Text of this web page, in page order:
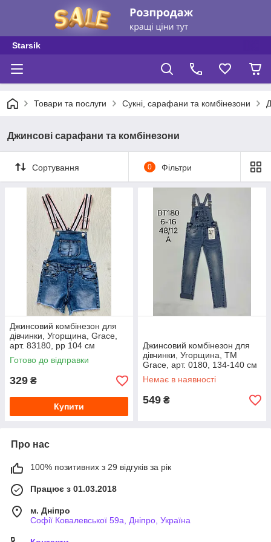
Starsik
Товари та послуги Сукні, сарафани та комбінезони
Джинсові сарафани та комбінезони
Сортування 0 Фільтри
Джинсовий комбінезон для
дівчинки, Угорщина, Grace,
арт. 83180, рр 104 см
Готово до відправки
329 ₴
Купити
Джинсовий комбінезон для
дівчинки, Угорщина, ТМ
Grace, арт. 0180, 134-140 см
Немає в наявності
549 ₴
Про нас
100% позитивних з 29 відгуків за рік
Працює з 01.03.2018
м. Дніпро
Софії Ковалевської 59а, Дніпро, Україна